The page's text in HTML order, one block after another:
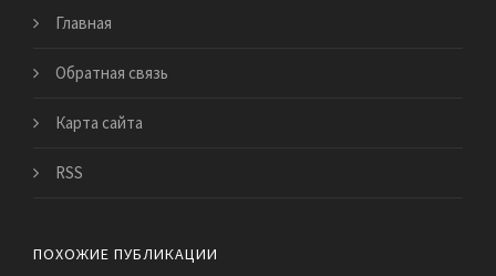
Главная
Обратная связь
Карта сайта
RSS
ПОХОЖИЕ ПУБЛИКАЦИИ